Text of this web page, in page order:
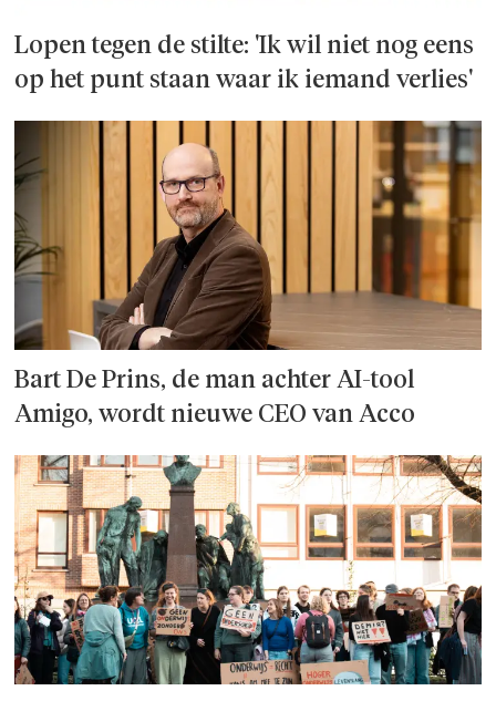
Lopen tegen de stilte: 'Ik wil niet nog eens
op het punt staan waar ik iemand verlies'
Bart De Prins, de man achter AI-tool
Amigo, wordt nieuwe CEO van Acco